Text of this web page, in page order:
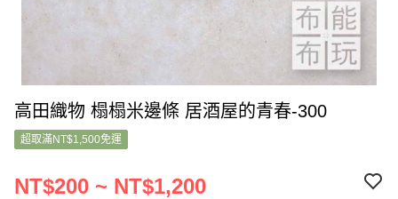
高田織物 榻榻米邊條 居酒屋的青春-300
超取滿NT$1,500免運
NT$200 ~ NT$1,200